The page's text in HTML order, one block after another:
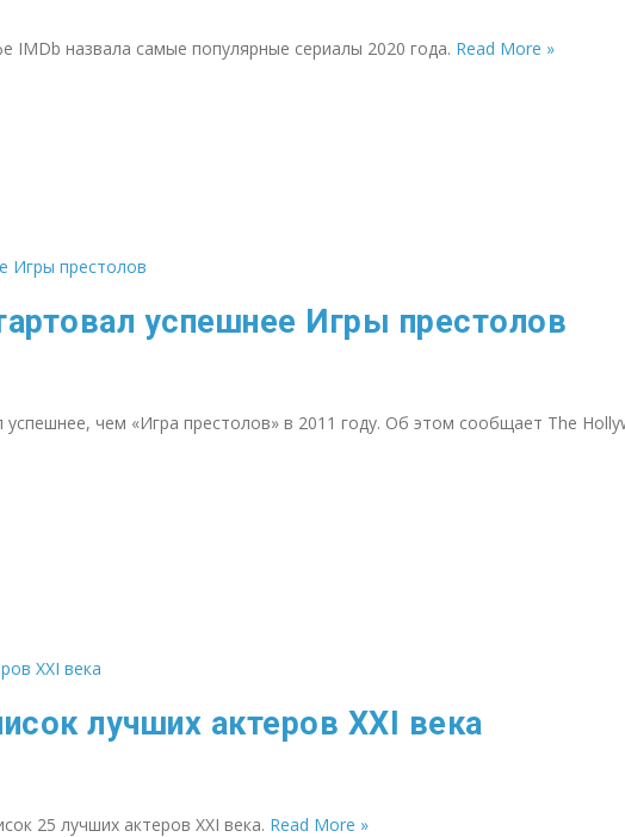
IMDb назвала самые популярные сериалы 2020 года. Read More »
успешнее Игры престолов
успешнее, чем «Игра престолов» в 2011 году. Об этом сообщает The
лучших актеров XXI века
25 лучших актеров XXI века. Read More »